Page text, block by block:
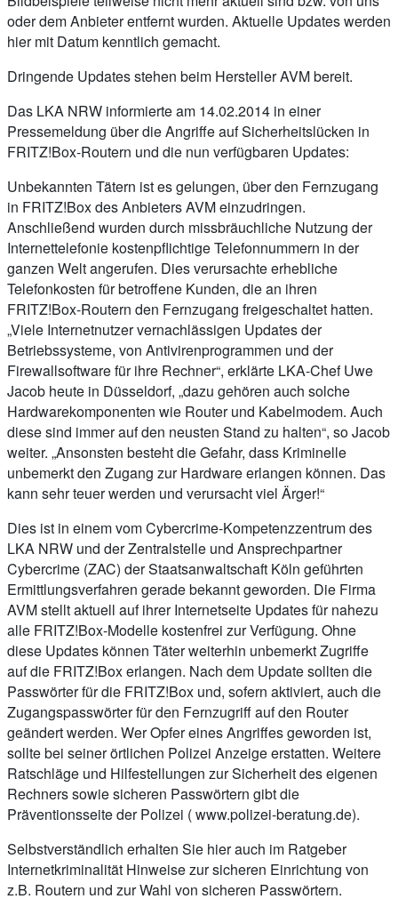
oder dem Anbieter entfernt wurden. Aktuelle Updates werden
hier mit Datum kenntlich gemacht.
Dringende Updates stehen beim Hersteller AVM bereit.
Das LKA NRW informierte am 14.02.2014 in einer
Pressemeldung über die Angriffe auf Sicherheitslücken in
FRITZ!Box-Routern und die nun verfügbaren Updates:
Unbekannten Tätern ist es gelungen, über den Fernzugang
in FRITZ!Box des Anbieters AVM einzudringen.
Anschließend wurden durch missbräuchliche Nutzung der
Internettelefonie kostenpflichtige Telefonnummern in der
ganzen Welt angerufen. Dies verursachte erhebliche
Telefonkosten für betroffene Kunden, die an ihren
FRITZ!Box-Routern den Fernzugang freigeschaltet hatten.
„Viele Internetnutzer vernachlässigen Updates der
Betriebssysteme, von Antivirenprogrammen und der
Firewallsoftware für ihre Rechner“, erklärte LKA-Chef Uwe
Jacob heute in Düsseldorf, „dazu gehören auch solche
Hardwarekomponenten wie Router und Kabelmodem. Auch
diese sind immer auf den neusten Stand zu halten“, so Jacob
weiter. „Ansonsten besteht die Gefahr, dass Kriminelle
unbemerkt den Zugang zur Hardware erlangen können. Das
kann sehr teuer werden und verursacht viel Ärger!“
Dies ist in einem vom Cybercrime-Kompetenzzentrum des
LKA NRW und der Zentralstelle und Ansprechpartner
Cybercrime (ZAC) der Staatsanwaltschaft Köln geführten
Ermittlungsverfahren gerade bekannt geworden. Die Firma
AVM stellt aktuell auf ihrer Internetseite Updates für nahezu
alle FRITZ!Box-Modelle kostenfrei zur Verfügung. Ohne
diese Updates können Täter weiterhin unbemerkt Zugriffe
auf die FRITZ!Box erlangen. Nach dem Update sollten die
Passwörter für die FRITZ!Box und, sofern aktiviert, auch die
Zugangspasswörter für den Fernzugriff auf den Router
geändert werden. Wer Opfer eines Angriffes geworden ist,
sollte bei seiner örtlichen Polizei Anzeige erstatten. Weitere
Ratschläge und Hilfestellungen zur Sicherheit des eigenen
Rechners sowie sicheren Passwörtern gibt die
Präventionsseite der Polizei ( www.polizei-beratung.de).
Selbstverständlich erhalten Sie hier auch im Ratgeber
Internetkriminalität Hinweise zur sicheren Einrichtung von
z.B. Routern und zur Wahl von sicheren Passwörtern.